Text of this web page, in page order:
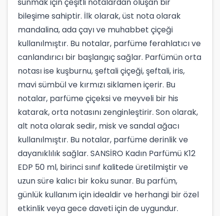
bileşime sahiptir. İlk olarak, üst nota olarak
mandalina, ada çayı ve muhabbet çiçeği
kullanılmıştır. Bu notalar, parfüme ferahlatıcı ve
canlandırıcı bir başlangıç sağlar. Parfümün orta
notası ise kuşburnu, şeftali çiçeği, şeftali, iris,
mavi sümbül ve kırmızı siklamen içerir. Bu
notalar, parfüme çiçeksi ve meyveli bir his
katarak, orta notasını zenginleştirir. Son olarak,
alt nota olarak sedir, misk ve sandal ağacı
kullanılmıştır. Bu notalar, parfüme derinlik ve
dayanıklılık sağlar. SANSİRO Kadın Parfümü K12
EDP 50 ml, birinci sınıf kalitede üretilmiştir ve
uzun süre kalıcı bir koku sunar. Bu parfüm,
günlük kullanım için idealdir ve herhangi bir özel
etkinlik veya gece daveti için de uygundur.